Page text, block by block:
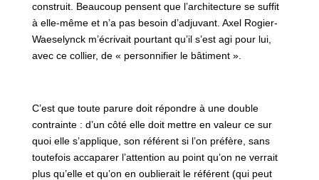
construit. Beaucoup pensent que l’architecture se suffit
à elle-même et n’a pas besoin d’adjuvant. Axel Rogier-
Waeselynck m’écrivait pourtant qu’il s’est agi pour lui,
avec ce collier, de « personnifier le bâtiment ».
C’est que toute parure doit répondre à une double
contrainte : d’un côté elle doit mettre en valeur ce sur
quoi elle s’applique, son référent si l’on préfère, sans
toutefois accaparer l’attention au point qu’on ne verrait
plus qu’elle et qu’on en oublierait le référent (qui peut